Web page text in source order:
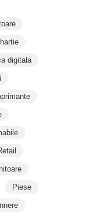
digitala
Piese